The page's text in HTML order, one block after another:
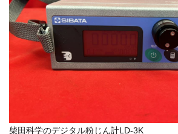
柴田科学のデジタル粉じん計LD-3K